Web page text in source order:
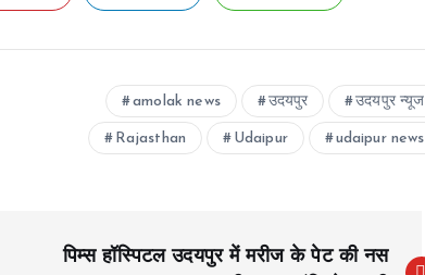
amolak news उदयपुर उदयपुर न्यूज
Rajasthan Udaipur udaipur news
पिम्स हॉस्पिटल उदयपुर में मरीज के पेट की नस